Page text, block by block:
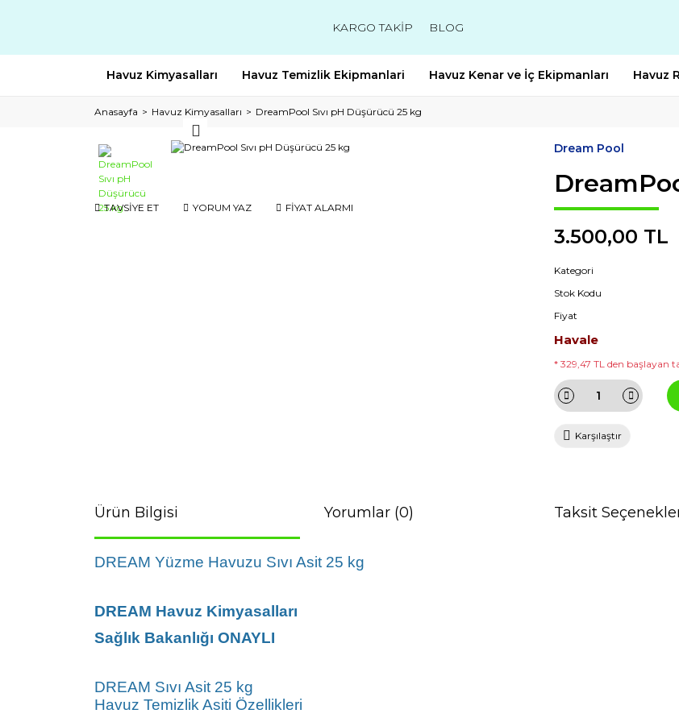
KARGO TAKİP BLOG
Havuz Kimyasalları Havuz Temizlik Ekipmanlari Havuz Kenar ve İç Ekipmanları Havuz
Anasayfa Havuz Kimyasalları DreamPool Sıvı pH Düşürücü 25 kg
TAVSİYE ET YORUM YAZ FİYAT ALARMI
Dream Pool
3.500,00 TL
Kategori
Stok Kodu
Fiyat
Havale
* 329,47 TL den başlayan
Karşılaştır
Ürün Bilgisi Yorumlar (0) Taksit
DREAM Yüzme Havuzu Sıvı Asit 25 kg
DREAM Havuz Kimyasalları
Sağlık Bakanlığı ONAYLI
DREAM Sıvı Asit 25 kg
Havuz Temizlik Asiti Özellikleri